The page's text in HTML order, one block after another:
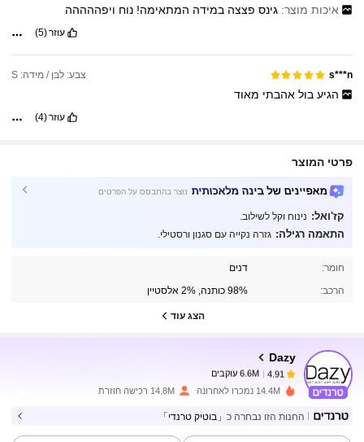
איכות מוצר: גינס פצצה במידה המתאימה! נוח ויפההההה
עוזר(5)
s***n צבע: לבן / מידה: S
הגיע בול אהבתי מאוד
עוזר(4)
פרטי המוצר
מאפיינים של בינה מלאכותית נוצר בהתבסס על הפרטים
קז'ואל: נינוח וקל לשילוב.
התאמה רגילה: גזרה נקייה עם סגנון ורסטילי.
חומר: דנים
הרכב: 98% כותנה, 2% אלסטיין
הצג עוד
Dazy
6.6M עוקבים
4.91 6.6M עוקבים
14.4M נמכרו לאחרונה 14.8M רכישה חוזרת
החנות הזו נבחרה כ 「בוטיק טרנדי」